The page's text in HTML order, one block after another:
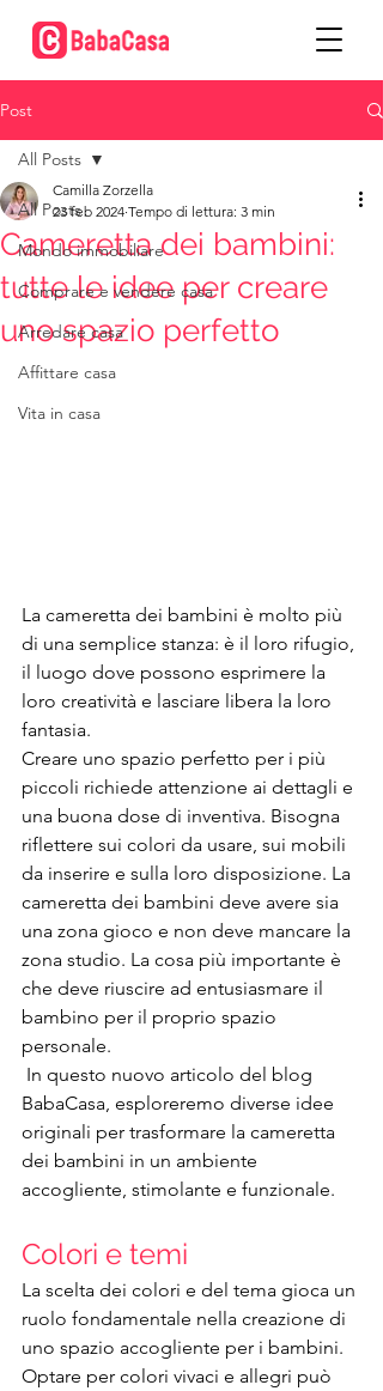
Post
All Posts
Mondo immobiliare
Comprare e vendere casa
Arredare casa
Affittare casa
Vita in casa
All Posts
Cameretta dei bambini:
tutte le idee per creare
uno spazio perfetto
Camilla Zorzella
23 feb 2024 Tempo di lettura: 3 min
La cameretta dei bambini è molto più
di una semplice stanza: è il loro rifugio,
il luogo dove possono esprimere la
loro creatività e lasciare libera la loro
fantasia.
Creare uno spazio perfetto per i più
piccoli richiede attenzione ai dettagli e
una buona dose di inventiva. Bisogna
riflettere sui colori da usare, sui mobili
da inserire e sulla loro disposizione. La
cameretta dei bambini deve avere sia
una zona gioco e non deve mancare la
zona studio. La cosa più importante è
che deve riuscire ad entusiasmare il
bambino per il proprio spazio
personale.
In questo nuovo articolo del blog
BabaCasa, esploreremo diverse idee
originali per trasformare la cameretta
dei bambini in un ambiente
accogliente, stimolante e funzionale.
Colori e temi
La scelta dei colori e del tema gioca un
ruolo fondamentale nella creazione di
uno spazio accogliente per i bambini.
Optare per colori vivaci e allegri può